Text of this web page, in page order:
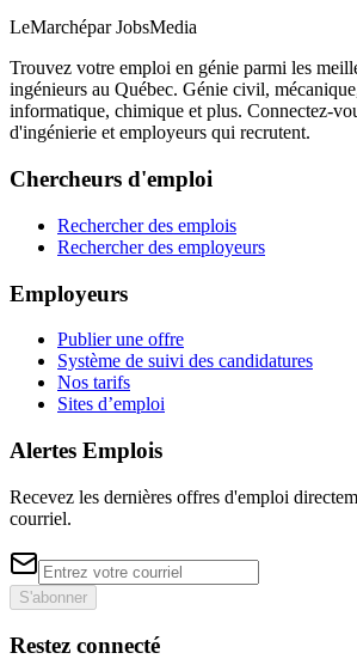
LeMarchépar JobsMedia
Trouvez votre emploi en génie parmi les
ingénieurs au Québec. Génie civil,
informatique, chimique et plus. Connectez-
d'ingénierie et employeurs qui recrutent.
Chercheurs d'emploi
Rechercher des emplois
Rechercher des employeurs
Employeurs
Publier une offre
Système de suivi des candidatures
Nos tarifs
Sites d’emploi
Alertes Emplois
Recevez les dernières offres d'emploi
courriel.
S'abonner
Restez connecté